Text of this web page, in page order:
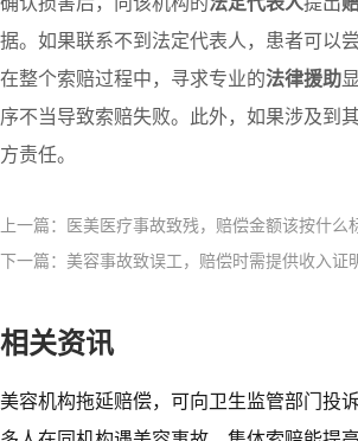
据。如果联系不到法定代表人，患者可以
在整个索赔过程中，寻求专业的法律援助
序不当导致索赔失败。此外，如果涉及到
方责任。
上一篇：医美医疗事故致残，赔偿金额该按什么
下一篇：美容事故致误工，赔偿时需提供收入证
相关资讯
美容机构拖延赔偿，可向卫生监管部门投诉